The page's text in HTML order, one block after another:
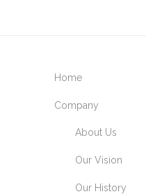
Home
Company
About Us
Our Vision
Our History